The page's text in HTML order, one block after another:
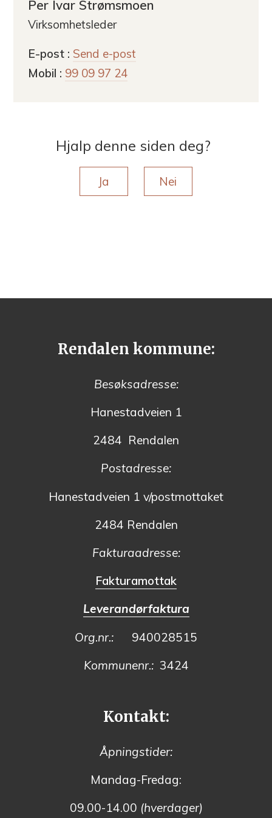
Per Ivar Strømsmoen
Virksomhetsleder
E-post
Send e-post
Mobil 99 09 97 24
Hjalp denne siden deg?
Ja Nei
Rendalen kommune:
Besøksadresse:
Hanestadveien 1
2484 Rendalen
Postadresse:
Hanestadveien 1 v/postmottaket
2484 Rendalen
Fakturaadresse:
Fakturamottak
Leverandørfaktura
Org.nr.:
940028515
Kommunenr.:3424
Kontakt:
Åpningstider:
Mandag-Fredag:
09.00-14.00 (hverdager)